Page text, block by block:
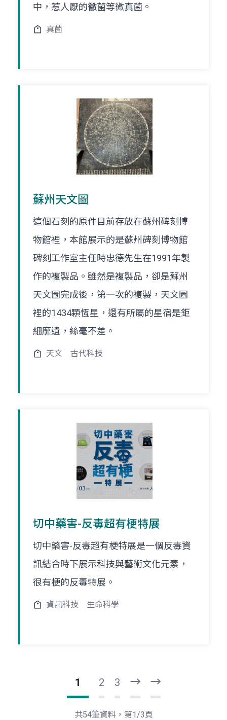
中，惹人厭的黴菌等微真菌。
真菌
蘇州天文圖
這個石刻的原件目前存放在蘇州碑刻博
物館裡，本館展示的是蘇州碑刻博物館
碑刻工作室主任時忠德先生在1991年製
作的複製品。雖然是複製品，卻是蘇州
天文圖完成後，第一次的複製，天文圖
裡的1434顆恆星，還有所屬的星宿是鉅
細靡遺，絲毫不差。
天文 古代科技
切中藥害-反毒超有梗特展
切中藥害-反毒超有梗特展是一個反毒資
訊結合時下展示科技與藝術文化元素，
很有梗的反毒特展。
資訊科技 生命科學
1 2 3
一
頁
後
一
共54筆資料，第1/3頁